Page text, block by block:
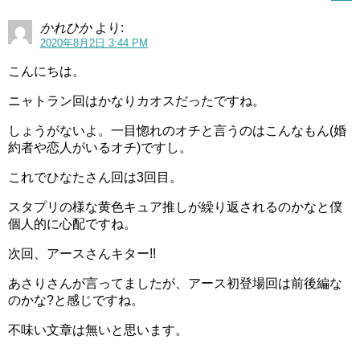
かれひか より:
2020年8月2日 3:44 PM
こんにちは。
ニャトラン回はかなりカオスだったですね。
しょうがないよ。一目惚れのオチと言うのはこんなもん(婚
約者や恋人がいるオチ)ですし。
これでひなたさん回は3回目。
スタプリの様な黄色キュア推しが繰り返されるのかなと僕
個人的に心配ですね。
次回、アースさんキター!!
あさりさんが言ってましたが、アース初登場回は前後編な
のかな?と感じですね。
不味い文章は無いと思います。